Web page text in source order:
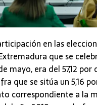
en las
que se
mayo, era del 57,12 por
que se sitúa un 5,16
correspondiente a la